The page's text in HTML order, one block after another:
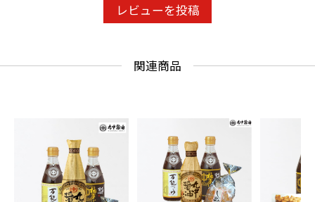
レビューを投稿
関連商品